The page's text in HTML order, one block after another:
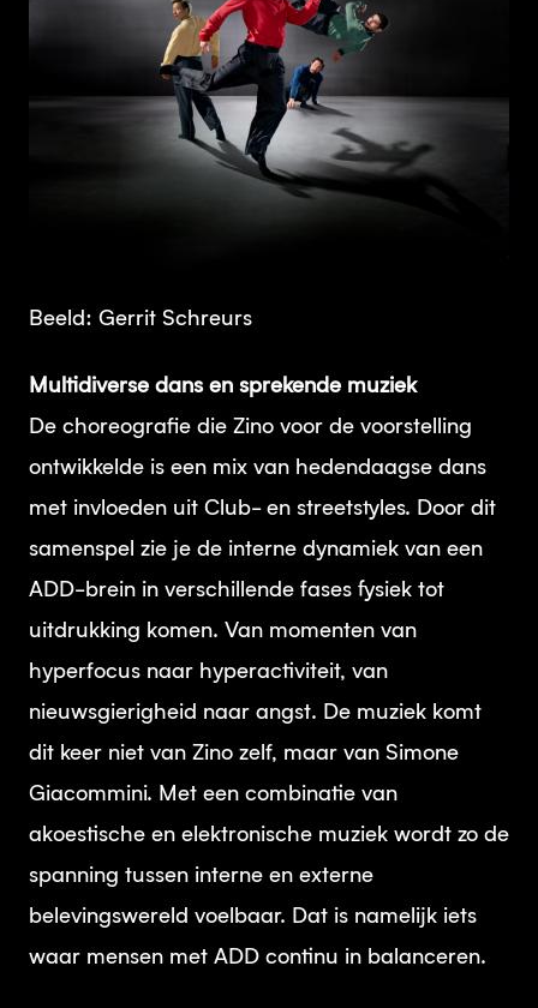
Beeld: Gerrit Schreurs
Multidiverse dans en sprekende muziek
De choreografie die Zino voor de voorstelling
ontwikkelde is een mix van hedendaagse dans
met invloeden uit Club- en streetstyles. Door dit
samenspel zie je de interne dynamiek van een
ADD-brein in verschillende fases fysiek tot
uitdrukking komen. Van momenten van
hyperfocus naar hyperactiviteit, van
nieuwsgierigheid naar angst. De muziek komt
dit keer niet van Zino zelf, maar van Simone
Giacommini. Met een combinatie van
akoestische en elektronische muziek wordt zo de
spanning tussen interne en externe
belevingswereld voelbaar. Dat is namelijk iets
waar mensen met ADD continu in balanceren.